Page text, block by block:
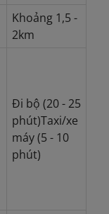
Khoảng 1,5 -
2km
Đi bộ (20 - 25
phút)Taxi/xe
máy (5 - 10
phút)